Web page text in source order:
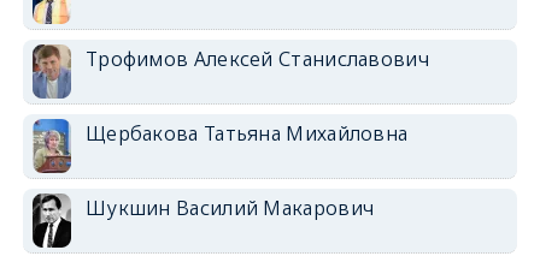
Трофимов Алексей Станиславович
Щербакова Татьяна Михайловна
Шукшин Василий Макарович